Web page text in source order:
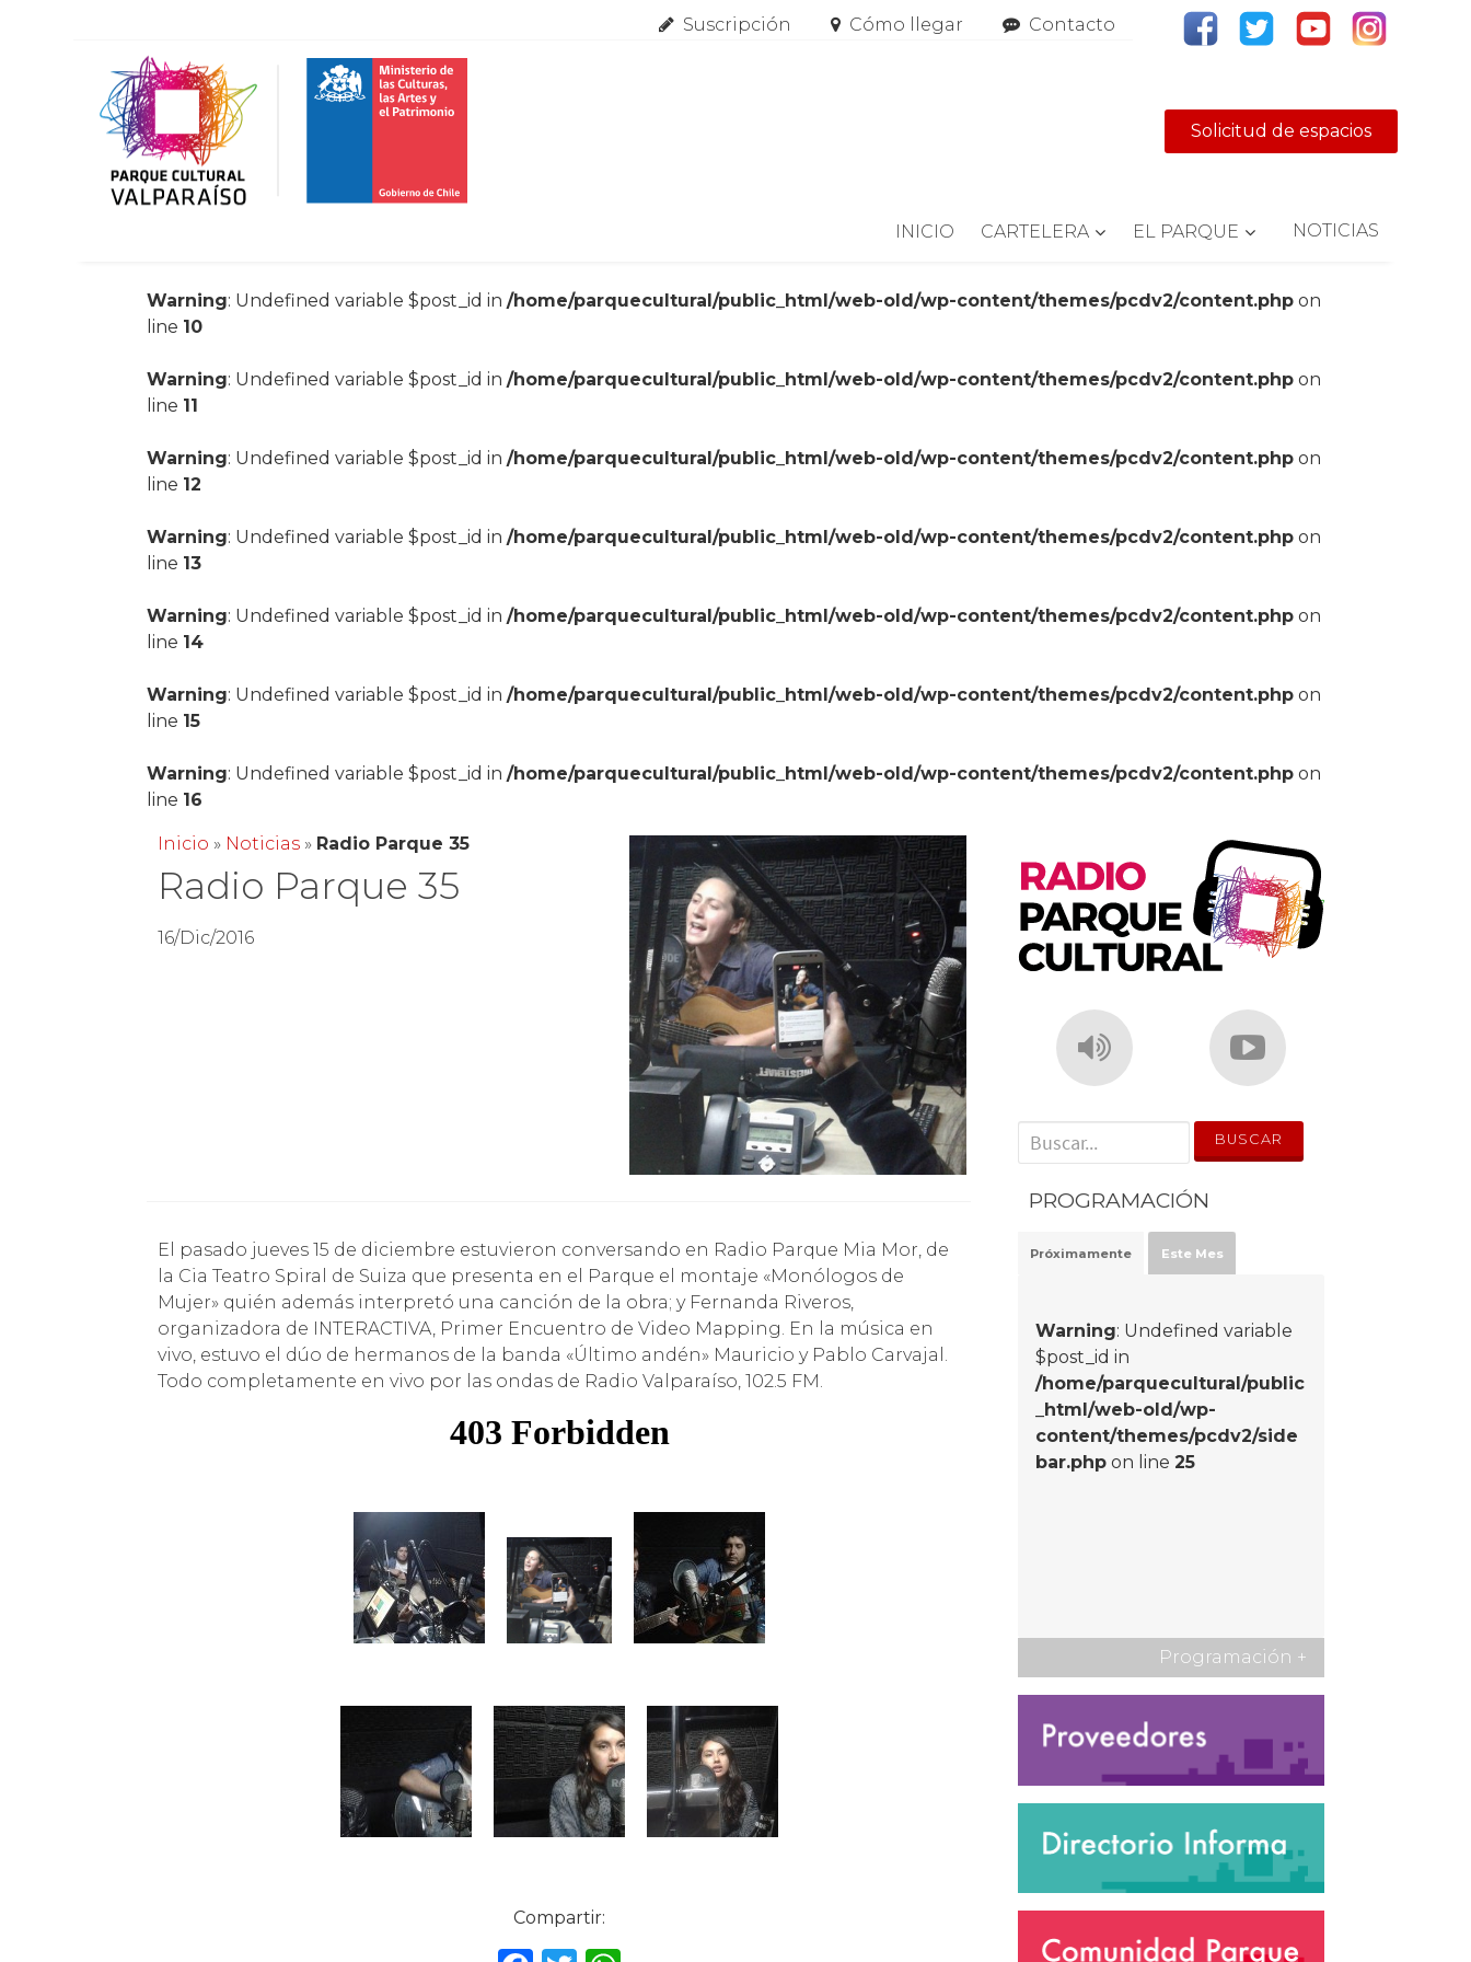
Suscripción Cómo llegar Contacto
Solicitud de espacios
INICIO CARTELERA EL PARQUE NOTICIAS
Warning: Undefined variable $post_id in/home/parquecultural/public_html/web-old/wp-content/themes/pcdv2/content.php on
line 10
Warning: Undefined variable $post_id in/home/parquecultural/public_html/web-old/wp-content/themes/pcdv2/content.php on
line 11
Warning: Undefined variable $post_id in/home/parquecultural/public_html/web-old/wp-content/themes/pcdv2/content.php on
line 12
Warning: Undefined variable $post_id in/home/parquecultural/public_html/web-old/wp-content/themes/pcdv2/content.php on
line 13
Warning: Undefined variable $post_id in/home/parquecultural/public_html/web-old/wp-content/themes/pcdv2/content.php on
line 14
Warning: Undefined variable $post_id in/home/parquecultural/public_html/web-old/wp-content/themes/pcdv2/content.php on
line 15
Warning: Undefined variable $post_id in/home/parquecultural/public_html/web-old/wp-content/themes/pcdv2/content.php on
line 16
Inicio » Noticias » Radio Parque 35
Radio Parque 35
16/Dic/2016
El pasado jueves 15 de diciembre estuvieron conversando en Radio Parque Mia Mor, de
la Cia Teatro Spiral de Suiza que presenta en el Parque el montaje «Monólogos de
Mujer» quién además interpretó una canción de la obra; y Fernanda Riveros,
organizadora de INTERACTIVA, Primer Encuentro de Video Mapping. En la música en
vivo, estuvo el dúo de hermanos de la banda «Último andén» Mauricio y Pablo Carvajal.
Todo completamente en vivo por las ondas de Radio Valparaíso, 102.5 FM.
Compartir:
' . __('Search for:') . '
PROGRAMACIÓN
Próximamente Este Mes
Warning: Undefined variable
$post_id in
/home/parquecultural/public
_html/web-old/wp-
content/themes/pcdv2/side
bar.php on line25
Programación +